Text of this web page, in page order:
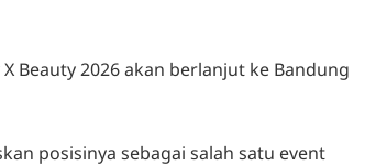
Beauty 2026 akan berlanjut ke Bandung
posisinya sebagai salah satu event